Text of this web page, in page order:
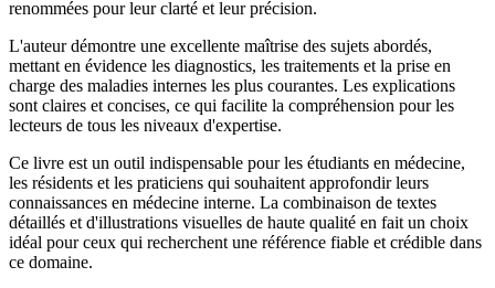
renommées pour leur clarté et leur précision.
L'auteur démontre une excellente maîtrise des sujets abordés,
mettant en évidence les diagnostics, les traitements et la prise en
charge des maladies internes les plus courantes. Les explications
sont claires et concises, ce qui facilite la compréhension pour les
lecteurs de tous les niveaux d'expertise.
Ce livre est un outil indispensable pour les étudiants en médecine,
les résidents et les praticiens qui souhaitent approfondir leurs
connaissances en médecine interne. La combinaison de textes
détaillés et d'illustrations visuelles de haute qualité en fait un choix
idéal pour ceux qui recherchent une référence fiable et crédible dans
ce domaine.